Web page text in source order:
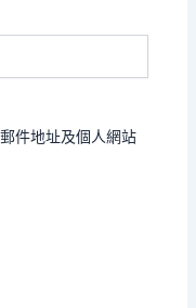
件地址及個人網站